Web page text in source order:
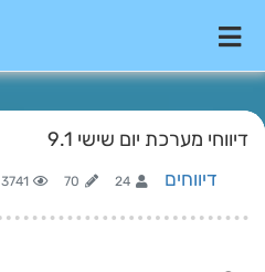
דיווחי מערכת יום שישי 9.1
דיווחים 24
70
3741